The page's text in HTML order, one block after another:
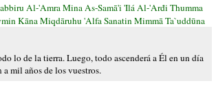
Al-'Amra Mina As-Samā'i 'Ilá Al-'Arđi Thumma
Kāna Miqdāruhu 'Alfa Sanatin Mimmā Ta`uddūna
lo de la tierra. Luego, todo ascenderá a Él en un día
mil años de los vuestros.